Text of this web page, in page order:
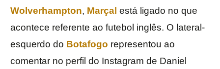
Wolverhampton, Marçal está ligado no que
acontece referente ao futebol inglês. O lateral-
esquerdo do Botafogo representou ao
comentar no perfil do Instagram de Daniel